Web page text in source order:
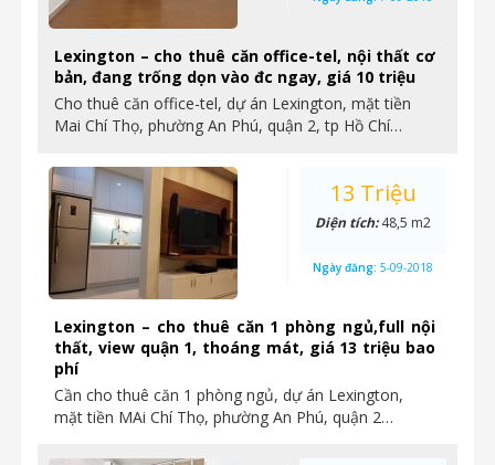
Lexington – cho thuê căn office-tel, nội thất cơ
bản, đang trống dọn vào đc ngay, giá 10 triệu
Cho thuê căn office-tel, dự án Lexington, mặt tiền
Mai Chí Thọ, phường An Phú, quận 2, tp Hồ Chí…
Lexington – cho thuê căn 1 phòng ngủ,full nội
thất, view quận 1, thoáng mát, giá 13 triệu bao
phí
Cần cho thuê căn 1 phòng ngủ, dự án Lexington,
mặt tiền MAi Chí Thọ, phường An Phú, quận 2…
13 Triệu
Diện tích:48,5 m2
Ngày đăng: 5-09-2018